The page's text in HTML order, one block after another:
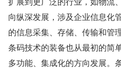
向纵深发展，涉及企业信息化
的信息采集、存储、传输和管理
条码技术的装备也从最初的简
多功能、集成化的方向发展。